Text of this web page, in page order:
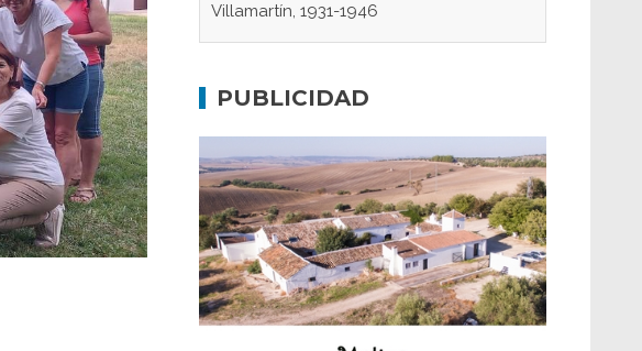
Villamartín, 1931-1946
concentración nazis
fundaciones de Bornos
El Frente Popular. Ubrique, febrero-julio
1936
Juntar las letras. La alfabetización en el
campo: del afán de saber a la
PUBLICIDAD